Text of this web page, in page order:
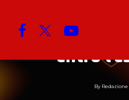
Stadio: il
perso la
entro
By Redazione